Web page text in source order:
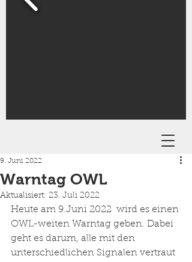
Warntag OWL
9. Juni 2022
Aktualisiert: 23. Juli 2022
Heute am 9.Juni 2022  wird es einen
OWL-weiten Warntag geben. Dabei
geht es darum, alle mit den
unterschiedlichen Signalen vertraut